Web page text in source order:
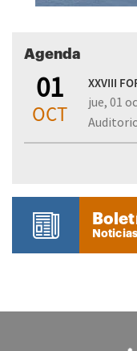
Agenda
01
OCT
XXVIII
jue, 01